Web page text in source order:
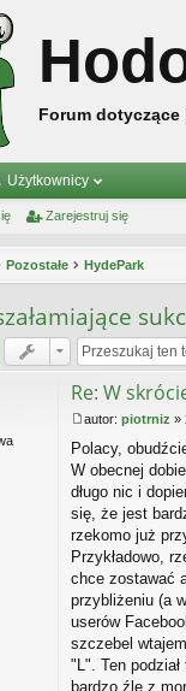
Forum
Użytkownicy
Zarejestruj się
Pozostałe HydePark
Re: W
o
s
t
autor: piotrniz »
Polacy,
W obecnej
długo nic i
się, że jest
rzekomo już
Przykładowo,
chce zostawać
przybliżeniu (a
userów
szczebel
"L". Ten
bardzo źle z